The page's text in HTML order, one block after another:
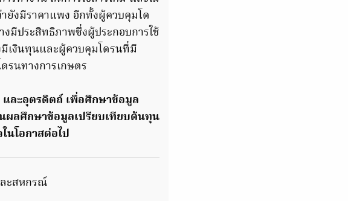
ยังมีราคาแพง อีกทั้งผู้ควบคุมโด
มีประสิทธิภาพซึ่งผู้ประกอบการใช้
มีเงินทุนและผู้ควบคุมโดรนที่มี
รนทางการเกษตร
ละอุตรดิตถ์ เพื่อศึกษาข้อมูล
นผลศึกษาข้อมูลเปรียบเทียบต้นทุน
นโอกาสต่อไป
ะสหกรณ์